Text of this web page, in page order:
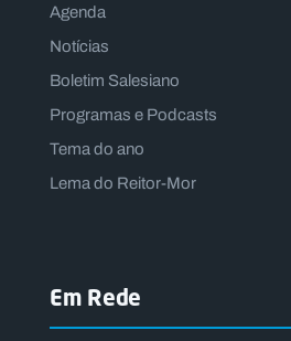
Agenda
Notícias
Boletim Salesiano
Programas e Podcasts
Tema do ano
Lema do Reitor-Mor
Em Rede